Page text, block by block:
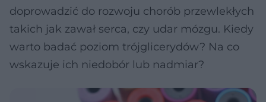
doprowadzić do rozwoju chorób przewlekłych
takich jak zawał serca, czy udar mózgu. Kiedy
warto badać poziom trójglicerydów? Na co
wskazuje ich niedobór lub nadmiar?